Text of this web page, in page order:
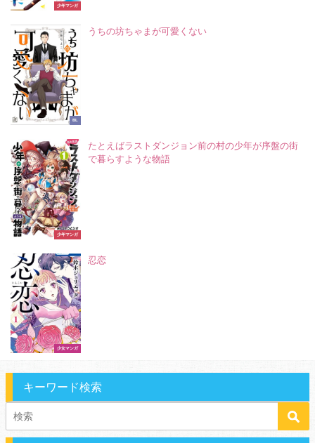
少年マンガ
BL
うちの坊ちゃまが可愛くない
少年マンガ
たとえばラストダンジョン前の村の少年が序盤の街
で暮らすような物語
少女マンガ
忍恋
キーワード検索